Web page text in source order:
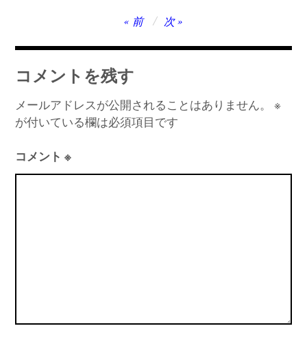
稿
ナ
ビ
ゲ
ー
シ
ョ
前 次
コメントを残す
メールアドレスが公開されることはありません。
※
が付いている欄は必須項目です
コメント※